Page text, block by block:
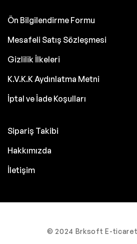
Ön Bilgilendirme Formu
Mesafeli Satış Sözleşmesi
Gizlilik İlkeleri
K.V.K.K Aydınlatma Metni
İptal ve İade Koşulları
Sipariş Takibi
Hakkımızda
İletişim
© 2024 Brksoft E-